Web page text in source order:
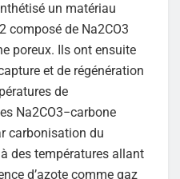
un matériau
composé de Na2CO3
poreux. Ils ont ensuite
et de régénération
de
Na2CO3−carbone
carbonisation du
des températures allant
d’azote comme gaz